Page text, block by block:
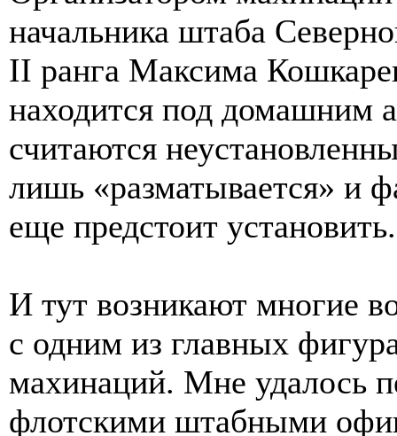
начальника штаба
II ранга Максима
находится под домашним
считаются
лишь «разматывается» и
еще предстоит установить.
И тут возникают многие
с одним из главных
махинаций. Мне удалось
флотскими штабными